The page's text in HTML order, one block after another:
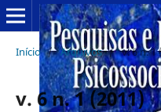
Início / Arquivos / v. 6 n. 1
v. 6 n. 1 (2011)